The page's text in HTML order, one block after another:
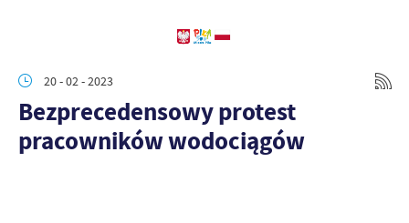
20 - 02 - 2023
Bezprecedensowy protest
pracowników wodociągów